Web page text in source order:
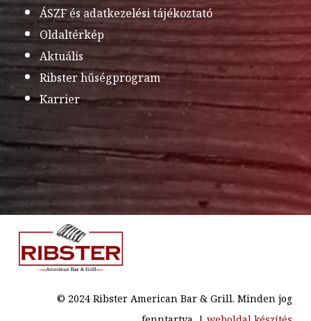
ÁSZF és adatkezelési tájékoztató
Oldaltérkép
Aktuális
Ribster hűségprogram
Karrier
© 2024 Ribster American Bar & Grill. Minden jog